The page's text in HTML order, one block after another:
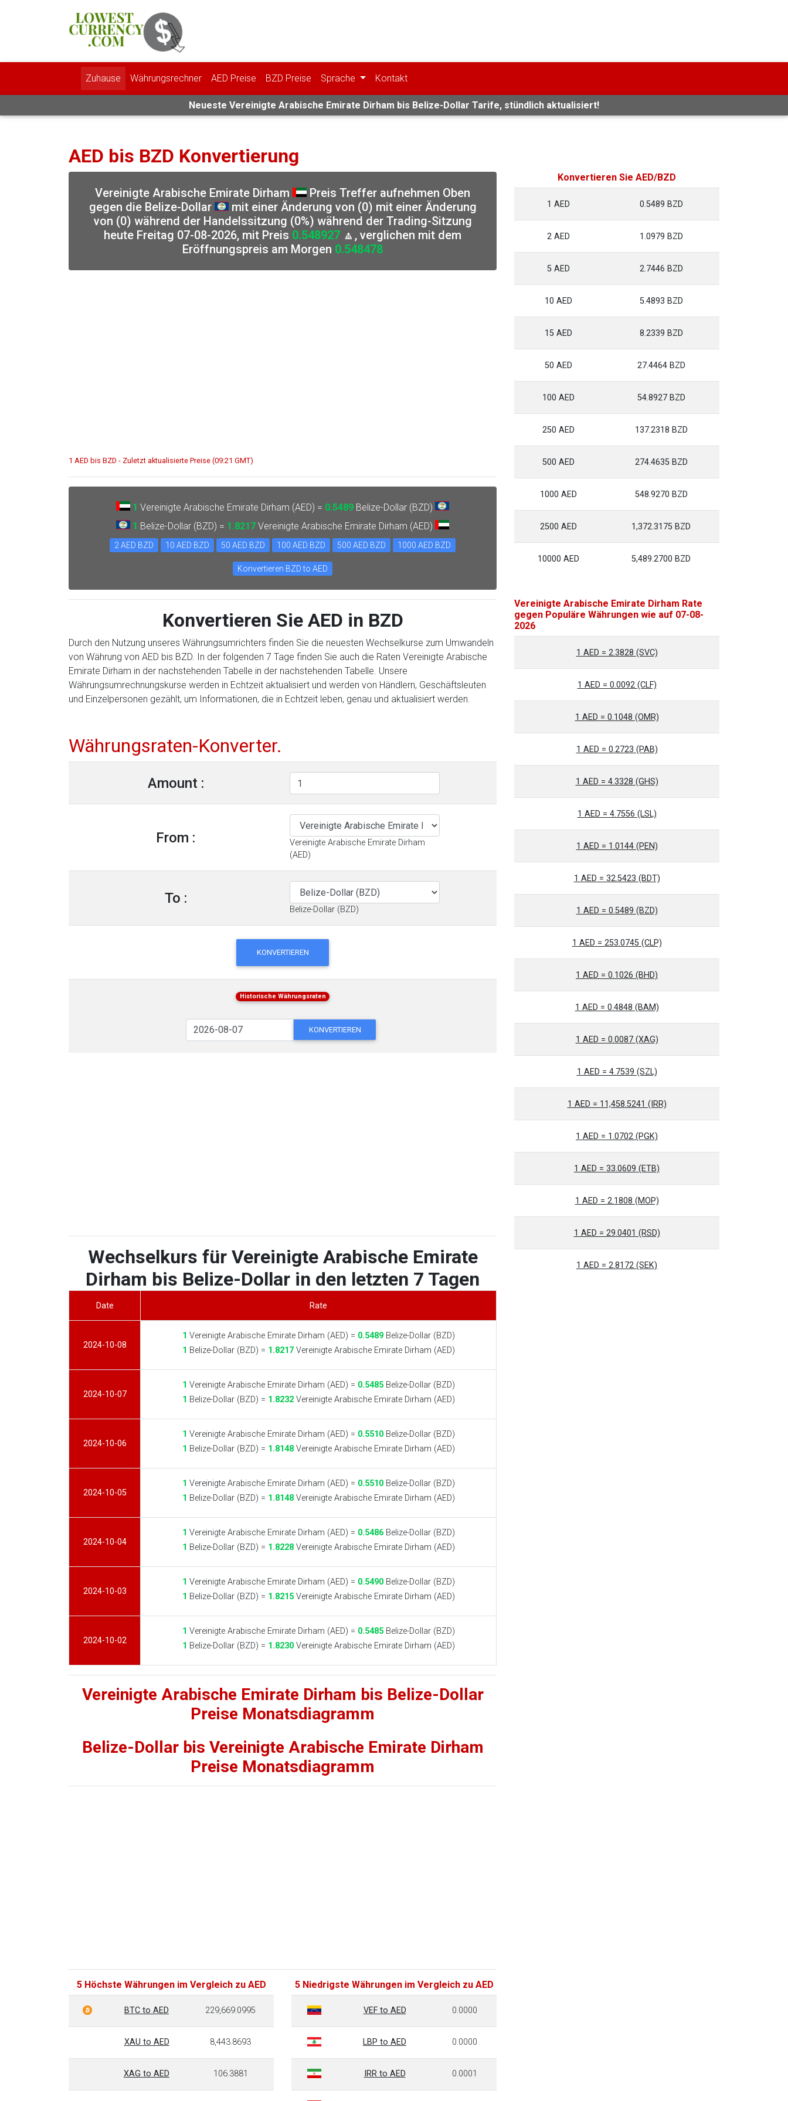
Zuhause Währungsrechner AED Preise BZD Preise Sprache Kontakt
Neueste Vereinigte Arabische Emirate Dirham bis Belize-Dollar Tarife, stündlich aktualisiert!
AED bis BZD Konvertierung
Vereinigte Arabische Emirate Dirham
Preis Treffer aufnehmen Oben
gegen die Belize-Dollar
mit einer Änderung von (0) mit einer Änderung
von (0) während der Handelssitzung (0%) während der Trading-Sitzung
heute Freitag 07-08-2026, mit Preis 0.548927 🔼, verglichen mit dem
Eröffnungspreis am Morgen 0.548478
1 AED bis BZD - Zuletzt aktualisierte Preise (09:21 GMT)
1 Vereinigte Arabische Emirate Dirham (AED) = 0.5489 Belize-Dollar (BZD)
1 Belize-Dollar (BZD) = 1.8217 Vereinigte Arabische Emirate Dirham (AED)
2 AED BZD 10 AED BZD 50 AED BZD 100 AED BZD 500 AED BZD 1000 AED BZD
Konvertieren BZD to AED
Konvertieren Sie AED in BZD
Durch den Nutzung unseres Währungsumrichters finden Sie die neuesten Wechselkurse zum Umwandeln
von Währung von AED bis BZD. In der folgenden 7 Tage finden Sie auch die Raten Vereinigte Arabische
Emirate Dirham in der nachstehenden Tabelle in der nachstehenden Tabelle. Unsere
Währungsumrechnungskurse werden in Echtzeit aktualisiert und werden von Händlern, Geschäftsleuten
und Einzelpersonen gezählt, um Informationen, die in Echtzeit leben, genau und aktualisiert werden.
Währungsraten-Konverter.
Amount :
From :
Vereinigte Arabische Emirate Dirham
(AED)
To :
Belize-Dollar (BZD)
KONVERTIEREN
Historische Währungsraten
KONVERTIEREN
Wechselkurs für Vereinigte Arabische Emirate
Dirham bis Belize-Dollar in den letzten 7 Tagen
Date Rate
2024-10-08
1 Vereinigte Arabische Emirate Dirham (AED) = 0.5489Belize-Dollar (BZD)
1 Belize-Dollar (BZD) = 1.8217Vereinigte Arabische Emirate Dirham (AED)
2024-10-07
1 Vereinigte Arabische Emirate Dirham (AED) = 0.5485Belize-Dollar (BZD)
1 Belize-Dollar (BZD) = 1.8232Vereinigte Arabische Emirate Dirham (AED)
2024-10-06
1 Vereinigte Arabische Emirate Dirham (AED) = 0.5510Belize-Dollar (BZD)
1 Belize-Dollar (BZD) = 1.8148Vereinigte Arabische Emirate Dirham (AED)
2024-10-05
1 Vereinigte Arabische Emirate Dirham (AED) = 0.5510Belize-Dollar (BZD)
1 Belize-Dollar (BZD) = 1.8148Vereinigte Arabische Emirate Dirham (AED)
2024-10-04
1 Vereinigte Arabische Emirate Dirham (AED) = 0.5486Belize-Dollar (BZD)
1 Belize-Dollar (BZD) = 1.8228Vereinigte Arabische Emirate Dirham (AED)
2024-10-03
1 Vereinigte Arabische Emirate Dirham (AED) = 0.5490Belize-Dollar (BZD)
1 Belize-Dollar (BZD) = 1.8215Vereinigte Arabische Emirate Dirham (AED)
2024-10-02
1 Vereinigte Arabische Emirate Dirham (AED) = 0.5485Belize-Dollar (BZD)
1 Belize-Dollar (BZD) = 1.8230Vereinigte Arabische Emirate Dirham (AED)
Vereinigte Arabische Emirate Dirham bis Belize-Dollar
Preise Monatsdiagramm
Belize-Dollar bis Vereinigte Arabische Emirate Dirham
Preise Monatsdiagramm
5 Höchste Währungen im Vergleich zu AED
BTC to AED 229,669.0995
XAU to AED 8,443.8693
XAG to AED 106.3881
5 Niedrigste Währungen im Vergleich zu AED
VEF to AED 0.0000
LBP to AED 0.0000
IRR to AED 0.0001
Konvertieren Sie AED/BZD
1 AED 0.5489 BZD
2 AED 1.0979 BZD
5 AED 2.7446 BZD
10 AED 5.4893 BZD
15 AED 8.2339 BZD
50 AED 27.4464 BZD
100 AED 54.8927 BZD
250 AED 137.2318 BZD
500 AED 274.4635 BZD
1000 AED 548.9270 BZD
2500 AED 1,372.3175 BZD
10000 AED 5,489.2700 BZD
Vereinigte Arabische Emirate Dirham Rate
gegen Populäre Währungen wie auf 07-08-
2026
1 AED = 2.3828 (SVC)
1 AED = 0.0092 (CLF)
1 AED = 0.1048 (OMR)
1 AED = 0.2723 (PAB)
1 AED = 4.3328 (GHS)
1 AED = 4.7556 (LSL)
1 AED = 1.0144 (PEN)
1 AED = 32.5423 (BDT)
1 AED = 0.5489 (BZD)
1 AED = 253.0745 (CLP)
1 AED = 0.1026 (BHD)
1 AED = 0.4848 (BAM)
1 AED = 0.0087 (XAG)
1 AED = 4.7539 (SZL)
1 AED = 11,458.5241 (IRR)
1 AED = 1.0702 (PGK)
1 AED = 33.0609 (ETB)
1 AED = 2.1808 (MOP)
1 AED = 29.0401 (RSD)
1 AED = 2.8172 (SEK)